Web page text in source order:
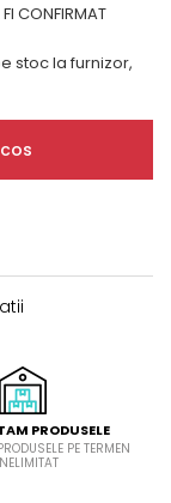
CONFIRMAT
stoc la furnizor,
PRODUSELE
PE TERMEN
NELIMITAT